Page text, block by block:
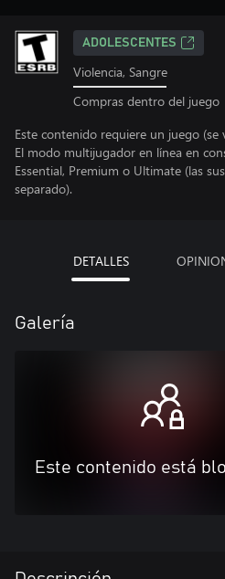
ADOLESCENTES
Violencia, Sangre
Compras dentro del juego
Este contenido requiere un juego (se
El modo multijugador en línea en
Essential, Premium o Ultimate (las
separado).
DETALLES
Galería
Este contenido está